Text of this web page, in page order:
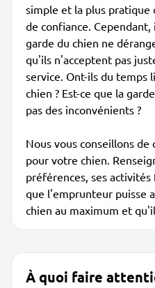
simple et la plus pratique
de confiance.
garde du chien ne
qu'ils n'acceptent pas
service. Ont-ils du temps
chien ? Est-ce que la
pas des inconvénients ?
Nous vous conseillons
pour votre chien.
préférences, ses
que l'emprunteur puisse
chien au maximum et
À quoi faire